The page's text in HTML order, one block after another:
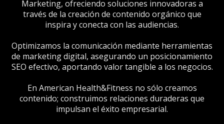
Marketing, ofreciendo soluciones innovadoras a
través de la creación de contenido orgánico que
inspira y conecta con las audiencias.
Optimizamos la comunicación mediante herramientas
de marketing digital, asegurando un posicionamiento
SEO efectivo, aportando valor tangible a los negocios.
En American Health&Fitness no sólo creamos
contenido; construimos relaciones duraderas que
impulsan el éxito empresarial.